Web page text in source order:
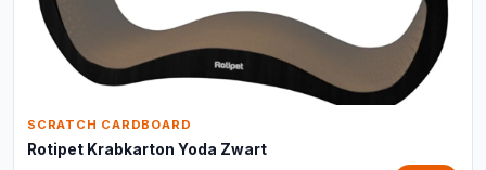
SCRATCH CARDBOARD
Rotipet Krabkarton Yoda Zwart